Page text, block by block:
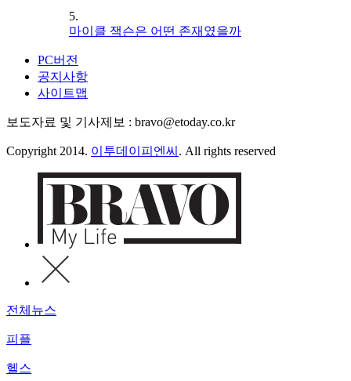
5.
마이클 잭슨은 어떤 존재였을까
PC버전
공지사항
사이트맵
보도자료 및 기사제보 : bravo@etoday.co.kr
Copyright 2014. 이투데이피엔씨 . All rights reserved
전체뉴스
피플
헬스